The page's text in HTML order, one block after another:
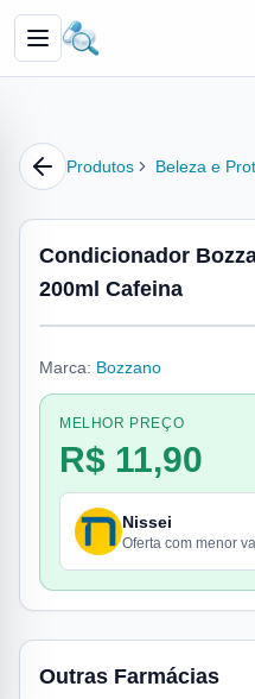
Produtos Beleza e
Condicionador
200ml Cafeina
Marca: Bozzano
MELHOR PREÇO
R$ 11,90
Nissei
Oferta com menor
Outras Farmácias